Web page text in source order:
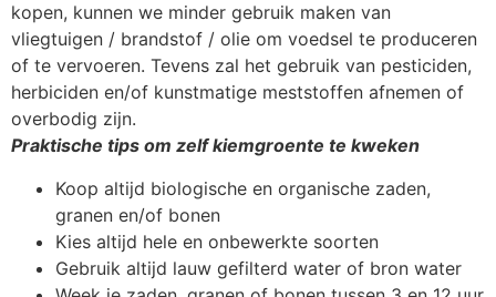
kopen, kunnen we minder gebruik maken van
vliegtuigen / brandstof / olie om voedsel te produceren
of te vervoeren. Tevens zal het gebruik van pesticiden,
herbiciden en/of kunstmatige meststoffen afnemen of
overbodig zijn.
Praktische tips om zelf kiemgroente te kweken
Koop altijd biologische en organische zaden,
granen en/of bonen
Kies altijd hele en onbewerkte soorten
Gebruik altijd lauw gefilterd water of bron water